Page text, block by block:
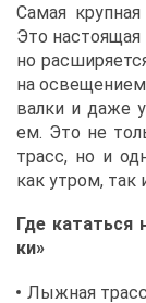
Са­мая
Это на­сто­я­щая
но
на
вал­ки и да­же
ем. Это не
трасс, но и
как утром, так
Где
ки»
Лыж­ная